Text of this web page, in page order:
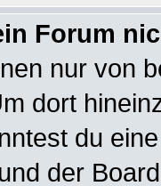
Forum
nur von
dort
du
der